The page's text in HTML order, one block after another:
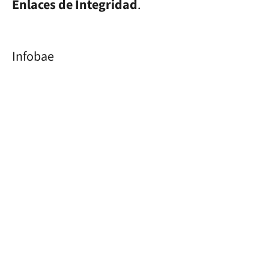
Enlaces de Integridad.
Infobae